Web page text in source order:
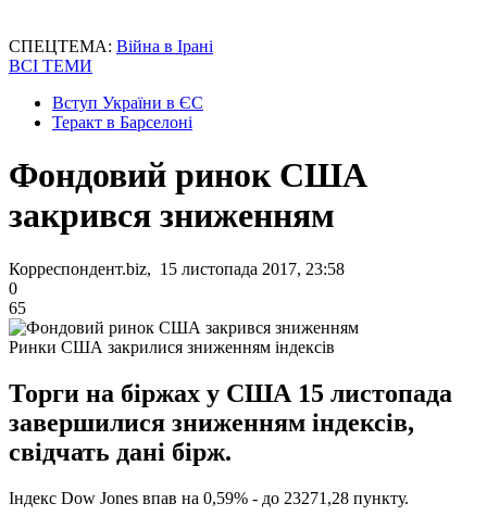
СПЕЦТЕМА: Війна в Ірані
ВСІ ТЕМИ
Вступ України в ЄС
Теракт в Барселоні
Фондовий ринок США
закрився зниженням
Корреспондент.biz, 15 листопада 2017, 23:58
0
65
Ринки США закрилися зниженням індексів
Торги на біржах у США 15 листопада
завершилися зниженням індексів,
свідчать дані бірж.
Індекс Dow Jones впав на 0,59% - до 23271,28 пункту.